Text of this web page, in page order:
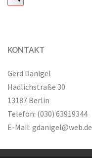
KONTAKT
Gerd Danigel
Hadlichstraße 30
13187 Berlin
Telefon: (030) 63919344
E-Mail: gdanigel@web.de